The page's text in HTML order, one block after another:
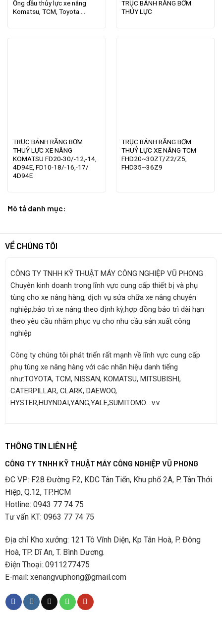
Ống dầu thủy lực xe nâng
Komatsu, TCM, Toyota….
TRỤC BÁNH RĂNG BƠM
THỦY LỰC
TRỤC BÁNH RĂNG BƠM
THUỶ LỰC XE NÂNG
KOMATSU FD20-30/-12,-14,
4D94E, FD10-18/-16,-17/
4D94E
TRỤC BÁNH RĂNG BƠM
THUỶ LỰC XE NÂNG TCM
FHD20~30ZT/Z2/Z5,
FHD35~36Z9
Mô tả danh mục:
VỀ CHÚNG TÔI
CÔNG TY TNHH KỸ THUẬT MÁY CÔNG NGHIỆP VŨ PHONG
Chuyên kinh doanh trong lĩnh vực cung cấp thiết bị và phụ
tùng cho xe nâng hàng, dịch vụ sửa chữa xe nâng chuyên
nghiệp,bảo trì xe nâng theo định kỳ,hợp đồng bảo trì dài hạn
theo yêu cầu nhằm phục vụ cho nhu cầu sản xuất công
nghiệp
Công ty chúng tôi phát triển rất mạnh về lĩnh vực cung cấp
phụ tùng xe nâng hàng với các nhãn hiệu danh tiếng
như:TOYOTA, TCM, NISSAN, KOMATSU, MITSUBISHI,
CATERPILLAR, CLARK, DAEWOO,
HYSTER,HUYNDAI,YANG,YALE,SUMITOMO….v.v
THÔNG TIN LIÊN HỆ
CÔNG TY TNHH KỸ THUẬT MÁY CÔNG NGHIỆP VŨ PHONG
ĐC VP: F28 Đường F2, KDC Tân Tiến, Khu phố 2A, P. Tân Thới
Hiệp, Q.12, TP.HCM
Hotline: 0943 77 74 75
Tư vấn KT: 0963 77 74 75
Địa chỉ Kho xưởng: 121 Tô Vĩnh Diện, Kp Tân Hoà, P. Đông
Hoà, TP. Dĩ An, T. Bình Dương.
Điện Thoại: 0911277475
E-mail: xenangvuphong@gmail.com